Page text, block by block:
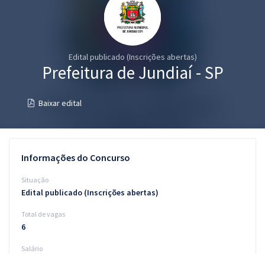
Conteúdo gratuito
Aprovados
Edital publicado (Inscrições abertas)
Prefeitura de Jundiaí - SP
Baixar edital
Informações do Concurso
Situação
Edital publicado (Inscrições abertas)
Total de vagas
6
Salário